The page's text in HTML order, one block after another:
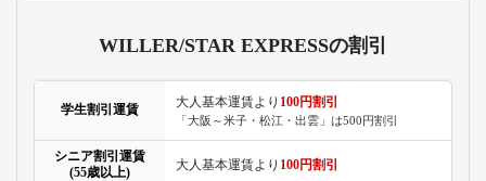
WILLER/STAR EXPRESSの割引
学生割引運賃
大人基本運賃より 100円割引
「大阪～米子・松江・出雲」は500円割引
シニア割引運賃
(55歳以上)
大人基本運賃より 100円割引